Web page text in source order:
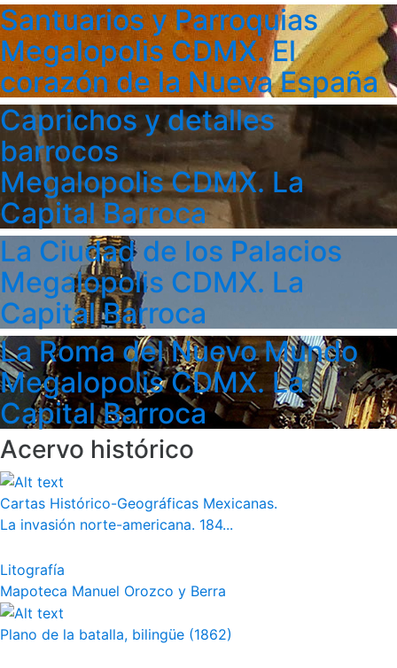
Santuarios y Parroquias
Megalopolis CDMX. El
corazón de la Nueva España
Caprichos y detalles
barrocos
Megalopolis CDMX. La
Capital Barroca
La Ciudad de los Palacios
Megalopolis CDMX. La
Capital Barroca
La Roma del Nuevo Mundo
Megalopolis CDMX. La
Capital Barroca
Acervo histórico
Cartas Histórico-Geográficas Mexicanas.
La invasión norte-americana. 184...
Litografía
Mapoteca Manuel Orozco y Berra
Plano de la batalla, bilingüe (1862)